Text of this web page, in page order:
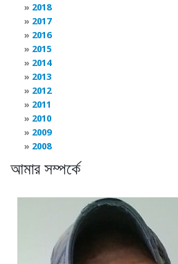
2018
2017
2016
2015
2014
2013
2012
2011
2010
2009
2008
আমার সম্পর্কে